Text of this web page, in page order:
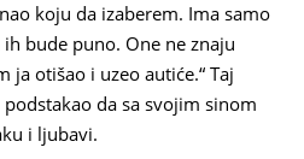
koju da izaberem. Ima samo
bude puno. One ne znaju
ja otišao i uzeo autiće.“ Taj
da sa svojim sinom
i ljubavi.